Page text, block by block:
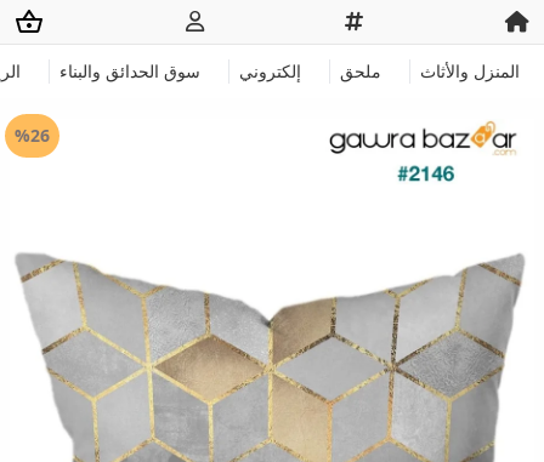
المنزل والأثاث ملحق إلكتروني سوق الحدائق والبناء
%26